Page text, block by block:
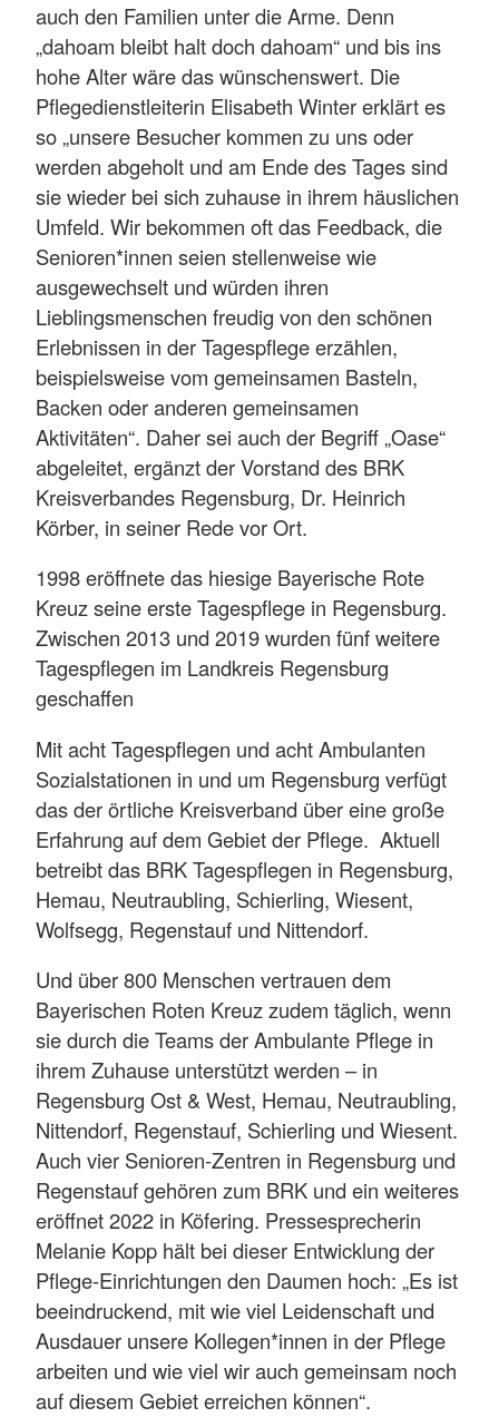
auch den Familien unter die Arme. Denn
„dahoam bleibt halt doch dahoam“ und bis ins
hohe Alter wäre das wünschenswert. Die
Pflegedienstleiterin Elisabeth Winter erklärt es
so „unsere Besucher kommen zu uns oder
werden abgeholt und am Ende des Tages sind
sie wieder bei sich zuhause in ihrem häuslichen
Umfeld. Wir bekommen oft das Feedback, die
Senioren*innen seien stellenweise wie
ausgewechselt und würden ihren
Lieblingsmenschen freudig von den schönen
Erlebnissen in der Tagespflege erzählen,
beispielsweise vom gemeinsamen Basteln,
Backen oder anderen gemeinsamen
Aktivitäten“. Daher sei auch der Begriff „Oase“
abgeleitet, ergänzt der Vorstand des BRK
Kreisverbandes Regensburg, Dr. Heinrich
Körber, in seiner Rede vor Ort.
1998 eröffnete das hiesige Bayerische Rote
Kreuz seine erste Tagespflege in Regensburg.
Zwischen 2013 und 2019 wurden fünf weitere
Tagespflegen im Landkreis Regensburg
geschaffen
Mit acht Tagespflegen und acht Ambulanten
Sozialstationen in und um Regensburg verfügt
das der örtliche Kreisverband über eine große
Erfahrung auf dem Gebiet der Pflege. Aktuell
betreibt das BRK Tagespflegen in Regensburg,
Hemau, Neutraubling, Schierling, Wiesent,
Wolfsegg, Regenstauf und Nittendorf.
Und über 800 Menschen vertrauen dem
Bayerischen Roten Kreuz zudem täglich, wenn
sie durch die Teams der Ambulante Pflege in
ihrem Zuhause unterstützt werden – in
Regensburg Ost & West, Hemau, Neutraubling,
Nittendorf, Regenstauf, Schierling und Wiesent.
Auch vier Senioren-Zentren in Regensburg und
Regenstauf gehören zum BRK und ein weiteres
eröffnet 2022 in Köfering. Pressesprecherin
Melanie Kopp hält bei dieser Entwicklung der
Pflege-Einrichtungen den Daumen hoch: „Es ist
beeindruckend, mit wie viel Leidenschaft und
Ausdauer unsere Kollegen*innen in der Pflege
arbeiten und wie viel wir auch gemeinsam noch
auf diesem Gebiet erreichen können“.